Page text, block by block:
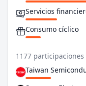
Servicios
Consumo cíclico
1177 participaciones
Taiwan